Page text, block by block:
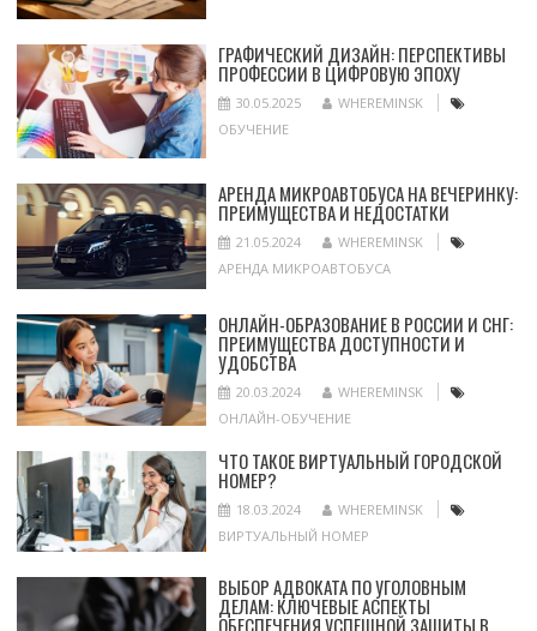
ГРАФИЧЕСКИЙ ДИЗАЙН: ПЕРСПЕКТИВЫ
ПРОФЕССИИ В ЦИФРОВУЮ ЭПОХУ
30.05.2025
WHEREMINSK
ОБУЧЕНИЕ
АРЕНДА МИКРОАВТОБУСА НА ВЕЧЕРИНКУ:
ПРЕИМУЩЕСТВА И НЕДОСТАТКИ
21.05.2024
WHEREMINSK
АРЕНДА МИКРОАВТОБУСА
ОНЛАЙН-ОБРАЗОВАНИЕ В РОССИИ И СНГ:
ПРЕИМУЩЕСТВА ДОСТУПНОСТИ И
УДОБСТВА
20.03.2024
WHEREMINSK
ОНЛАЙН-ОБУЧЕНИЕ
ЧТО ТАКОЕ ВИРТУАЛЬНЫЙ ГОРОДСКОЙ
НОМЕР?
18.03.2024
WHEREMINSK
ВИРТУАЛЬНЫЙ НОМЕР
ВЫБОР АДВОКАТА ПО УГОЛОВНЫМ
ДЕЛАМ: КЛЮЧЕВЫЕ АСПЕКТЫ
ОБЕСПЕЧЕНИЯ УСПЕШНОЙ ЗАЩИТЫ В